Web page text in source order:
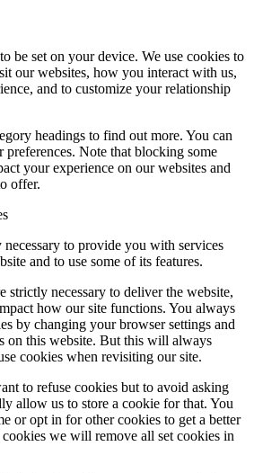
be set on your device. We use cookies to
our websites, how you interact with us,
and to customize your relationship
headings to find out more. You can
preferences. Note that blocking some
your experience on our websites and
offer.
necessary to provide you with services
and to use some of its features.
strictly necessary to deliver the website,
how our site functions. You always
by changing your browser settings and
on this website. But this will always
cookies when revisiting our site.
to refuse cookies but to avoid asking
allow us to store a cookie for that. You
or opt in for other cookies to get a better
we will remove all set cookies in